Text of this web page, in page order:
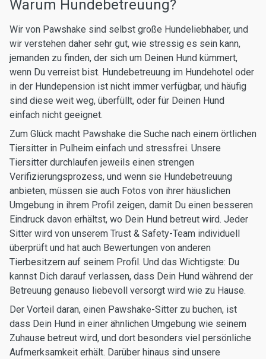
Warum Hundebetreuung?
Wir von Pawshake sind selbst große Hundeliebhaber, und
wir verstehen daher sehr gut, wie stressig es sein kann,
jemanden zu finden, der sich um Deinen Hund kümmert,
wenn Du verreist bist. Hundebetreuung im Hundehotel oder
in der Hundepension ist nicht immer verfügbar, und häufig
sind diese weit weg, überfüllt, oder für Deinen Hund
einfach nicht geeignet.
Zum Glück macht Pawshake die Suche nach einem örtlichen
Tiersitter in Pulheim einfach und stressfrei. Unsere
Tiersitter durchlaufen jeweils einen strengen
Verifizierungsprozess, und wenn sie Hundebetreuung
anbieten, müssen sie auch Fotos von ihrer häuslichen
Umgebung in ihrem Profil zeigen, damit Du einen besseren
Eindruck davon erhältst, wo Dein Hund betreut wird. Jeder
Sitter wird von unserem Trust & Safety-Team individuell
überprüft und hat auch Bewertungen von anderen
Tierbesitzern auf seinem Profil. Und das Wichtigste: Du
kannst Dich darauf verlassen, dass Dein Hund während der
Betreuung genauso liebevoll versorgt wird wie zu Hause.
Der Vorteil daran, einen Pawshake-Sitter zu buchen, ist
dass Dein Hund in einer ähnlichen Umgebung wie seinem
Zuhause betreut wird, und dort besonders viel persönliche
Aufmerksamkeit erhält. Darüber hinaus sind unsere